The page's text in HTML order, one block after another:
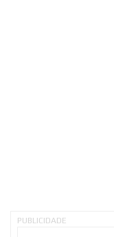
PUBLICIDADE